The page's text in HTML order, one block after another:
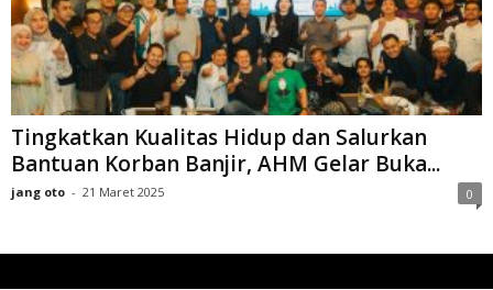
Tingkatkan Kualitas Hidup dan Salurkan
Bantuan Korban Banjir, AHM Gelar Buka...
jang oto - 21 Maret 2025 0